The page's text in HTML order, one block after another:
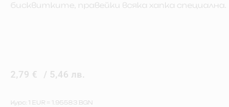
бисквитките, правейки всяка хапка специална.
2,79 € / 5,46 лв.
Курс: 1 EUR = 1.95583 BGN